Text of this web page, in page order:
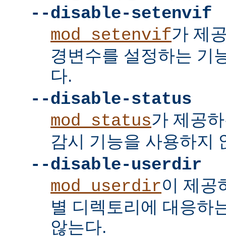
--disable-setenvif
mod_setenvif가 제
경변수를 설정하는 기
다.
--disable-status
mod_status가 제공
감시 기능을 사용하지
--disable-userdir
mod_userdir이 제공
별 디렉토리에 대응하
않는다.